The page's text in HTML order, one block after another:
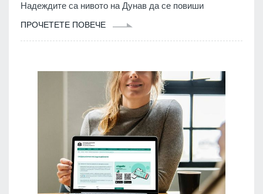
Надеждите са нивото на Дунав да се повиши
ПРОЧЕТЕТЕ ПОВЕЧЕ